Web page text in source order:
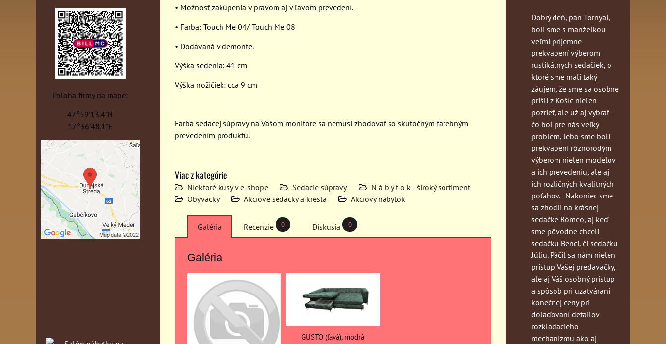
• Možnosť zakúpenia v pravom aj v ľavom prevedení.
• Farba: Touch Me 04/ Touch Me 08
• Dodávaná v demonte.
Výška sedenia: 41 cm
Výška nožičiek: cca 9 cm
Farba sedacej súpravy na Vašom monitore sa nemusí zhodovať so skutočným farebným
prevedením produktu.
Viac z kategórie
Niektoré kusy v e-shope Sedacie súpravy
N á b y t o k - široký sortiment
Obývačky
Akciové sedačky a kreslá Akciový nábytok
Galéria Recenzie 0 Diskusia 0
Galéria
GUSTO (ľavá), modrá
Poloha firmy na mape:
47°59'13.4"N
17°36'48.1"E
Dobrý deň, pán Tornyai,
boli sme s manželkou
veľmi príjemne
prekvapení výberom
rustikálnych sedačiek, o
ktoré sme mali taký
záujem, že sme sa osobne
prišli z Košíc nielen
pozrieť, ale už aj vybrať -
čo bol pre nás veľký
problém, lebo sme boli
prekvapení rôznorodým
výberom nielen modelov
a ich prevedeniu, ale aj
ich rozličných kvalitných
poťahov. Nakoniec sme
sa zhodli na krásnej
sedačke Rómeo, aj keď
sme pôvodne chceli
sedačku Benci, či sedačku
Júliu. Páčil sa nám nielen
prístup Vašej predavačky,
ale aj Váš osobný prístup
a spôsob pri uzatváraní
konečnej ceny pri
dolaďovaní detailov
rozkladacieho
mechanizmu ako aj